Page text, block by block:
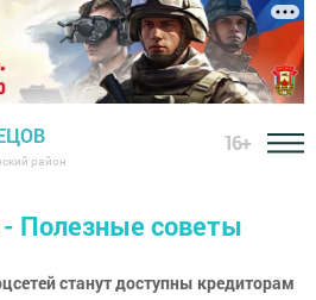
район
16+
Полезные советы
станут доступны кредиторам